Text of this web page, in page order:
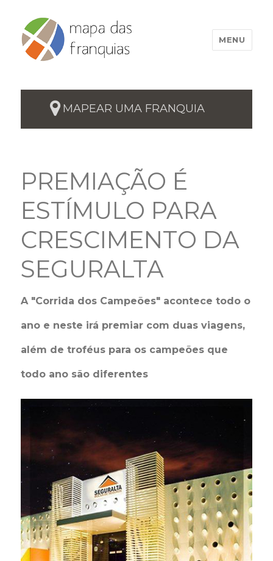
MENU
MAPEAR UMA FRANQUIA
PREMIAÇÃO É
ESTÍMULO PARA
CRESCIMENTO DA
SEGURALTA
A "Corrida dos Campeões" acontece todo o
ano e neste irá premiar com duas viagens,
além de troféus para os campeões que
todo ano são diferentes